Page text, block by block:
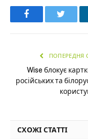
Facebook
ПОПЕРЕДНЯ
Wise блокує
російських та
СХОЖІ СТАТТІ